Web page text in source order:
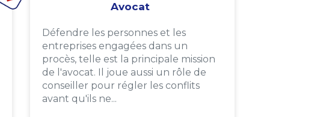
Avocat
Défendre les personnes et les
entreprises engagées dans un
procès, telle est la principale mission
de l'avocat. Il joue aussi un rôle de
conseiller pour régler les conflits
avant qu'ils ne...